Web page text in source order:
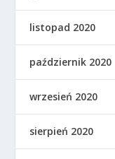
listopad 2020
październik 2020
wrzesień 2020
sierpień 2020